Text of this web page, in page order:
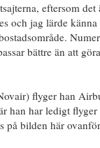
eftersom det
och jag lärde känna
bättre än att
flyger han
han har ledigt flyger
på bilden här